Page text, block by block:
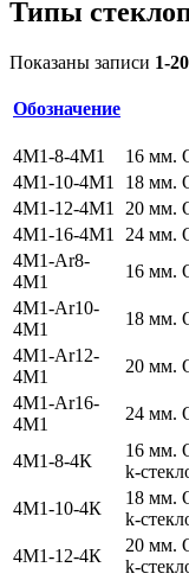
Типы
Показаны записи 1-20
Обозначение
4М1-8-4М1
16 мм.
4М1-10-4М1
18 мм.
4М1-12-4М1
20 мм.
4М1-16-4М1
24 мм.
4М1-Ar8-
4М1
16 мм.
4М1-Ar10-
4М1
18 мм.
4М1-Ar12-
4М1
20 мм.
4М1-Ar16-
4М1
24 мм.
4М1-8-4К
16 мм.
k-
4М1-10-4К
18 мм.
k-
4М1-12-4К
20 мм.
k-